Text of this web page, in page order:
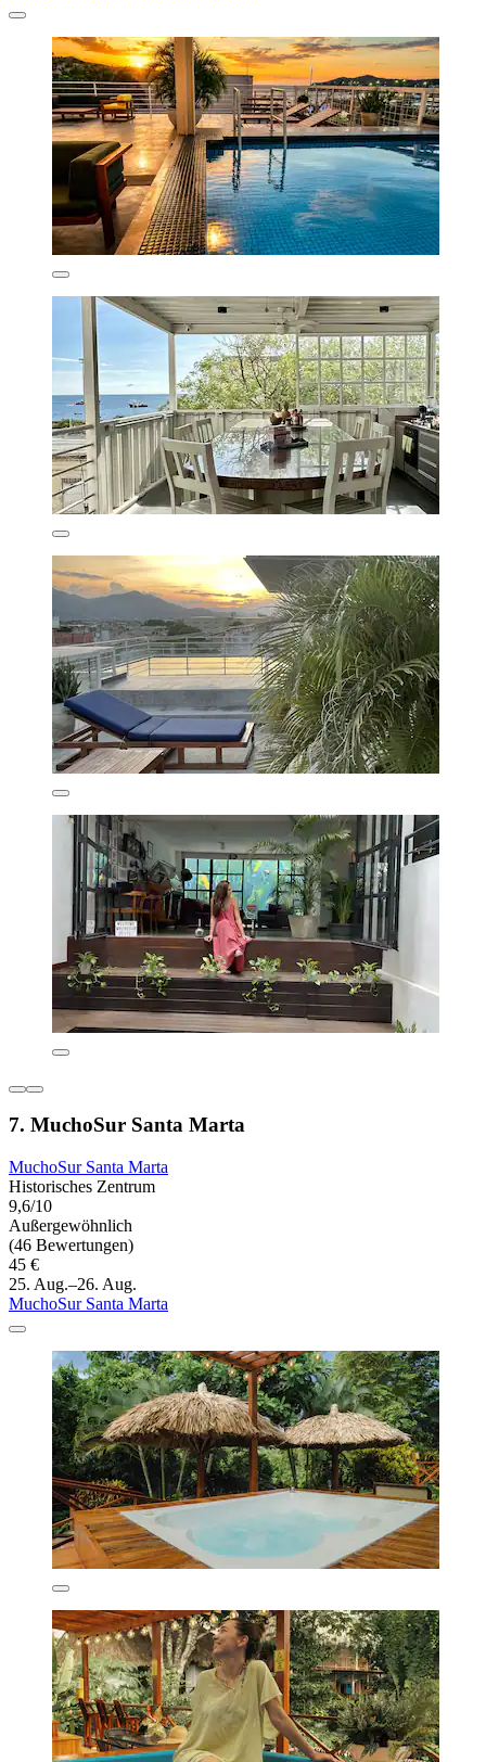
7. MuchoSur Santa Marta
MuchoSur Santa Marta
Historisches Zentrum
9,6/10
Außergewöhnlich
(46 Bewertungen)
45 €
25. Aug.–26. Aug.
MuchoSur Santa Marta